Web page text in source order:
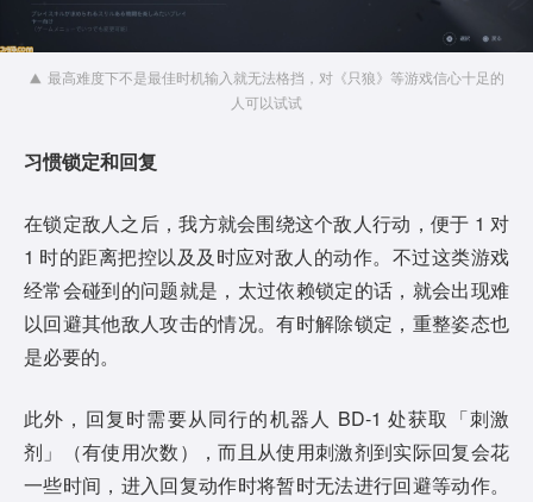
最高难度下不是最佳时机输入就无法格挡，对《只狼》等游戏信心十足的
人可以试试
习惯锁定和回复
在锁定敌人之后，我方就会围绕这个敌人行动，便于 1 对
1 时的距离把控以及及时应对敌人的动作。不过这类游戏
经常会碰到的问题就是，太过依赖锁定的话，就会出现难
以回避其他敌人攻击的情况。有时解除锁定，重整姿态也
是必要的。
此外，回复时需要从同行的机器人 BD-1 处获取「刺激
剂」（有使用次数），而且从使用刺激剂到实际回复会花
一些时间，进入回复动作时将暂时无法进行回避等动作。